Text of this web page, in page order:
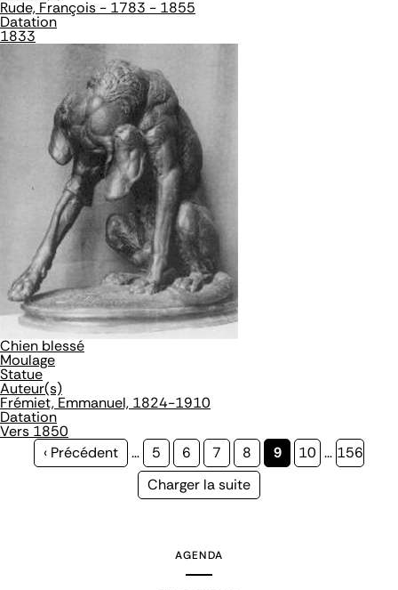
Rude, François - 1783 - 1855
Datation
1833
Chien blessé
Moulage
Statue
Auteur(s)
Frémiet, Emmanuel, 1824-1910
Datation
Vers 1850
Page
‹ Précédent … Page
5 Page
6 Page
7 Page
8
Page
9 Page
10 … Page
156
Page
Charger la suite
AGENDA